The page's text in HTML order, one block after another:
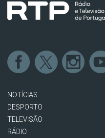
NOTÍCIAS
DESPORTO
TELEVISÃO
RÁDIO